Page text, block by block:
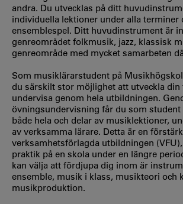
andra. Du utvecklas på ditt
individuella lektioner under alla terminer
ensemblespel. Ditt huvudinstrument är
genreområdet folkmusik, jazz, klassisk
genreområde med mycket samarbeten
Som musiklärarstudent på
du särskilt stor möjlighet att utveckla din
undervisa genom hela utbildningen.
övningsundervisning får du som student
både hela och delar av musiklektioner,
av verksamma lärare. Detta är en
verksamhetsförlagda utbildningen
praktik på en skola under en längre
kan välja att fördjupa dig inom är
ensemble, musik i klass, musikteori och
musikproduktion.